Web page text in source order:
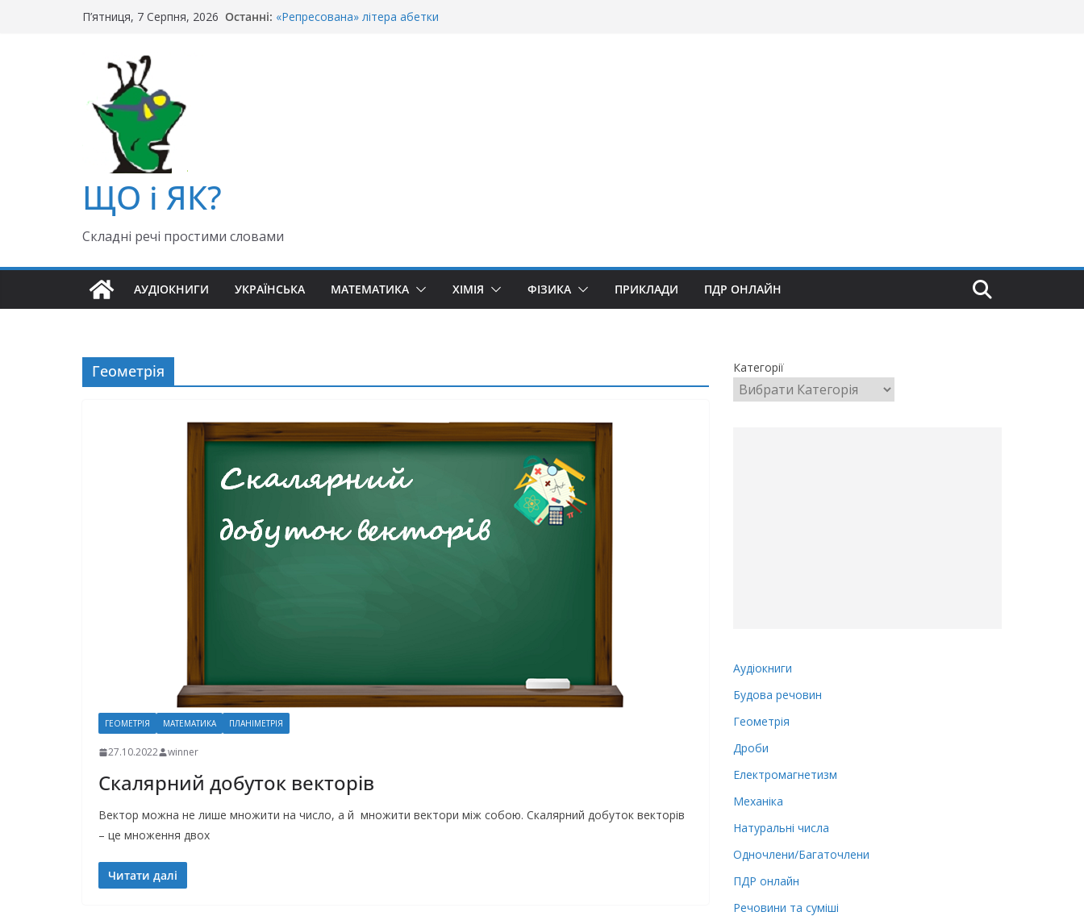
П’ятниця, 7 Серпня, 2026 Останні: «Репресована» літера абетки
ЩО і ЯК?
Складні речі простими словами
АУДІОКНИГИ УКРАЇНСЬКА МАТЕМАТИКА ХІМІЯ ФІЗИКА ПРИКЛАДИ ПДР ОНЛАЙН
Геометрія
ГЕОМЕТРІЯ МАТЕМАТИКА ПЛАНІМЕТРІЯ
27.10.2022 winner
Скалярний добуток векторів
Вектор можна не лише множити на число, а й множити вектори між собою. Скалярний добуток векторів
– це множення двох
Читати далі
Категорії
Аудіокниги
Будова речовин
Геометрія
Дроби
Електромагнетизм
Механіка
Натуральні числа
Одночлени/Багаточлени
ПДР онлайн
Речовини та суміші